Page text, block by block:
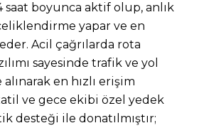
saat boyunca aktif olup, anlık
yapar ve en
Acil çağrılarda rota
sayesinde trafik ve yol
en hızlı erişim
tatil ve gece ekibi özel yedek
desteği ile donatılmıştır;